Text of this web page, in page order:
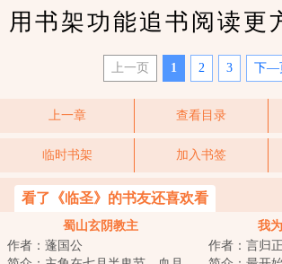
用书架功能追书阅读更
上一页 1 2 3 下—
上一章 查看目录
临时书架 加入书签
看了《临圣》的书友还喜欢看
蜀山玄阴教主
作者：蓬国公
我
作者：言归